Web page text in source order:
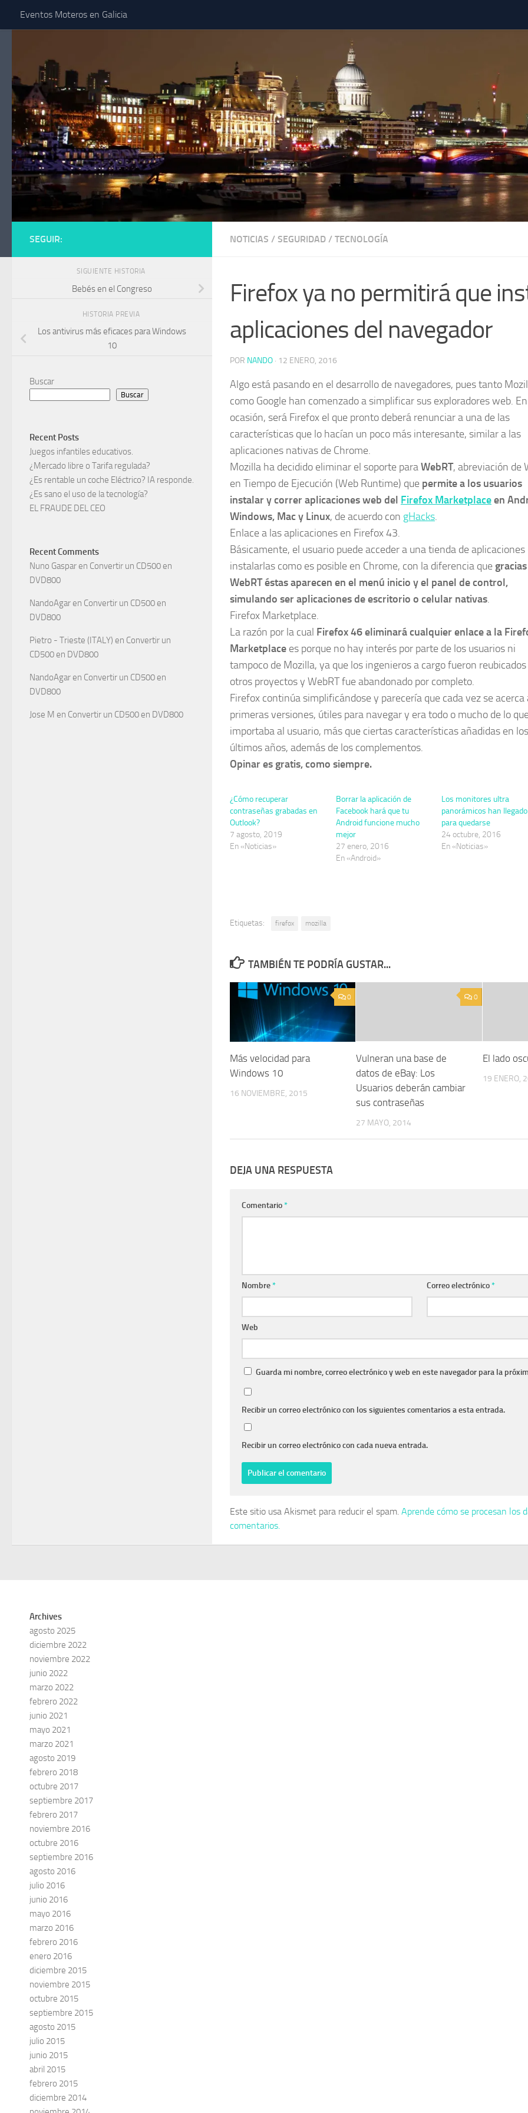
Saltar al contenido
Eventos Moteros en Galicia
NOTICIAS / SEGURIDAD / TECNOLOGÍA
Firefox ya no permitirá que
aplicaciones del navegador
POR NANDO · 12 ENERO, 2016
Algo está pasando en el desarrollo de navegadores, pues tanto
como Google han comenzado a simplificar sus exploradores web.
ocasión, será Firefox el que pronto deberá renunciar a una de las
características que lo hacían un poco más interesante, similar a las
aplicaciones nativas de Chrome.
Mozilla ha decidido eliminar el soporte paraWebRT, abreviación de
en Tiempo de Ejecución (Web Runtime) que permite a los usuarios
instalar y correr aplicaciones web del Firefox Marketplaceen
Windows, Mac y Linux, de acuerdo con gHacks.
Enlace a las aplicaciones en Firefox 43.
Básicamente, el usuario puede acceder a una tienda de aplicaciones
instalarlas como es posible en Chrome, con la diferencia que
WebRT éstas aparecen en el menú inicio y el panel de control,
simulando ser aplicaciones de escritorio o celular nativas.
Firefox Marketplace.
La razón por la cual Firefox 46 eliminará cualquier enlace a la
Marketplace es porque no hay interés por parte de los usuarios ni
tampoco de Mozilla, ya que los ingenieros a cargo fueron
otros proyectos y WebRT fue abandonado por completo.
Firefox continúa simplificándose y parecería que cada vez se acerca
primeras versiones, útiles para navegar y era todo o mucho de lo
importaba al usuario, más que ciertas características añadidas en los
últimos años, además de los complementos.
Opinar es gratis, como siempre.
¿Cómo recuperar
contraseñas grabadas en
Outlook?
7 agosto, 2019
En «Noticias»
Borrar la aplicación de
Facebook hará que tu
Android funcione mucho
mejor
27 enero, 2016
En «Android»
Los monitores ultra
panorámicos han llegado
para quedarse
24 octubre, 2016
En «Noticias»
Etiquetas: firefox mozilla
TAMBIÉN TE PODRÍA GUSTAR...
0
Más velocidad para
Windows 10
16 NOVIEMBRE, 2015
0
Vulneran una base de
datos de eBay: Los
Usuarios deberán cambiar
sus contraseñas
27 MAYO, 2014
El lado
19 ENERO,
DEJA UNA RESPUESTA
Comentario*
Nombre* Correo electrónico*
Web
Guarda mi nombre, correo electrónico y web en este navegador para la
Recibir un correo electrónico con los siguientes comentarios a esta entrada.
Recibir un correo electrónico con cada nueva entrada.
Este sitio usa Akismet para reducir el spam. Aprende cómo se procesan los
comentarios.
SEGUIR:
SIGUIENTE HISTORIA
Bebés en el Congreso
HISTORIA PREVIA
Los antivirus más eficaces para Windows
10
Buscar
Buscar
Recent Posts
Juegos infantiles educativos.
¿Mercado libre o Tarifa regulada?
¿Es rentable un coche Eléctrico? IA responde.
¿Es sano el uso de la tecnología?
EL FRAUDE DEL CEO
Recent Comments
Nuno Gaspar en Convertir un CD500 en
DVD800
NandoAgar en Convertir un CD500 en
DVD800
Pietro - Trieste (ITALY) en Convertir un
CD500 en DVD800
NandoAgar en Convertir un CD500 en
DVD800
Jose M en Convertir un CD500 en DVD800
Archives
agosto 2025
diciembre 2022
noviembre 2022
junio 2022
marzo 2022
febrero 2022
junio 2021
mayo 2021
marzo 2021
agosto 2019
febrero 2018
octubre 2017
septiembre 2017
febrero 2017
noviembre 2016
octubre 2016
septiembre 2016
agosto 2016
julio 2016
junio 2016
mayo 2016
marzo 2016
febrero 2016
enero 2016
diciembre 2015
noviembre 2015
octubre 2015
septiembre 2015
agosto 2015
julio 2015
junio 2015
abril 2015
febrero 2015
diciembre 2014